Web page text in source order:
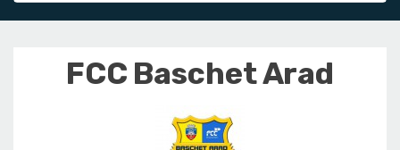
FCC Baschet Arad